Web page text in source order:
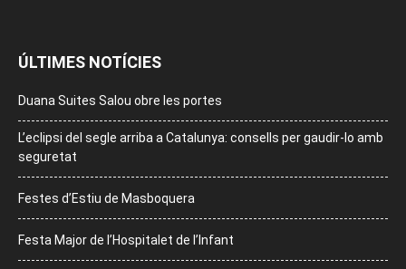
ÚLTIMES NOTÍCIES
Duana Suites Salou obre les portes
L’eclipsi del segle arriba a Catalunya: consells per gaudir-lo amb
seguretat
Festes d’Estiu de Masboquera
Festa Major de l’Hospitalet de l’Infant